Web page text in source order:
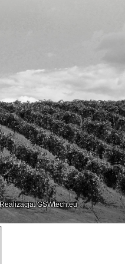
Realizacja: GSWtech.eu